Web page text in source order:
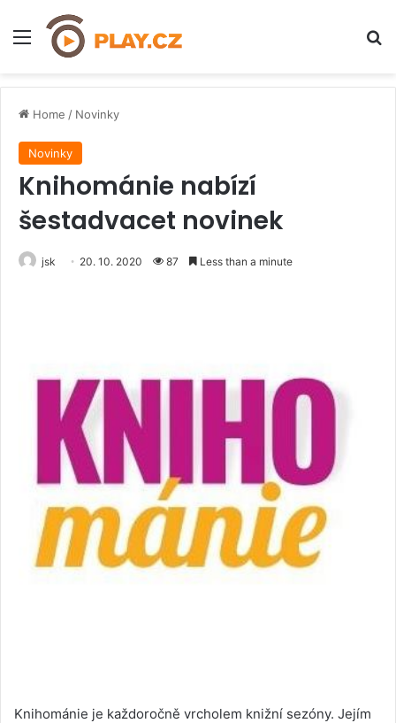
Menu
Home / Novinky
Novinky
Knihománie nabízí
šestadvacet novinek
jsk 20. 10. 2020 87 Less than a minute
Knihománie je každoročně vrcholem knižní sezóny. Jejím